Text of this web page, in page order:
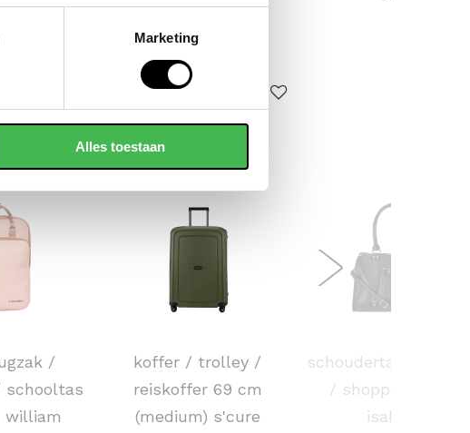
Marketing
Alles toestaan
/
william
koffer / trolley /
reiskoffer 69 cm
(medium) s'cure
schoudertas /
/ shopper dames
isabella